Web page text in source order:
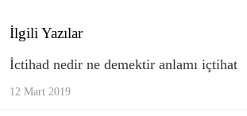
İlgili Yazılar
İctihad nedir ne demektir anlamı içtihat
12 Mart 2019